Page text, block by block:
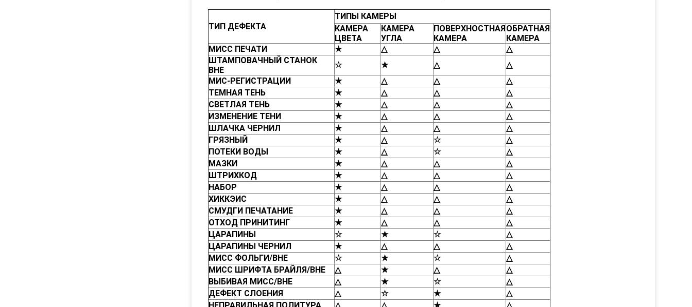
ТИП ДЕФЕКТА
ТИПЫ КАМЕРЫ
КАМЕРА
ЦВЕТА
КАМЕРА
УГЛА
ПОВЕРХНОСТНАЯ
КАМЕРА
ОБРАТНАЯ
КАМЕРА
МИСС ПЕЧАТИ
★ △ △
△
ШТАМПОВАЧНЫЙ СТАНОК
ВНЕ
☆ ★ △
△
МИС-РЕГИСТРАЦИИ
★ △ △
△
ТЕМНАЯ ТЕНЬ
★ △ △
△
СВЕТЛАЯ ТЕНЬ
★ △ △
△
ИЗМЕНЕНИЕ ТЕНИ
★ △ △
△
ШЛАЧКА ЧЕРНИЛ
★ △ △
△
ГРЯЗНЫЙ
★ △ ☆
△
ПОТЕКИ ВОДЫ
★ △ ☆
△
МАЗКИ
★ △ △
△
ШТРИХКОД
★ △ △
△
НАБОР
★ △ △
△
ХИККЭИС
★ △ △
△
СМУДГИ ПЕЧАТАНИЕ
★ △ △
△
ОТХОД ПРИНИТИНГ
★ △ △
△
ЦАРАПИНЫ
☆ ★ ☆
△
ЦАРАПИНЫ ЧЕРНИЛ
★ △ △
△
МИСС ФОЛЬГИ/ВНЕ
☆ ★ ☆
△
МИСС ШРИФТА БРАЙЛЯ/ВНЕ
△ ★ △
△
ВЫБИВАЯ МИСС/ВНЕ
△ ★ ☆
△
ДЕФЕКТ СЛОЕНИЯ
△ ☆ ★
△